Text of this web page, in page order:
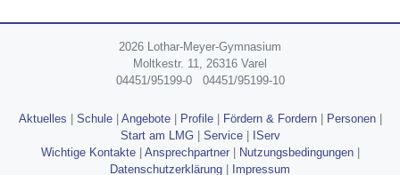
2026 Lothar-Meyer-Gymnasium
Moltkestr. 11, 26316 Varel
04451/95199-0
04451/95199-10
Aktuelles Schule| Angebote| Profile| Fördern & Fordern| Personen|
Start am LMG| Service|
IServ
Wichtige Kontakte| Ansprechpartner| Nutzungsbedingungen|
Datenschutzerklärung
Impressum